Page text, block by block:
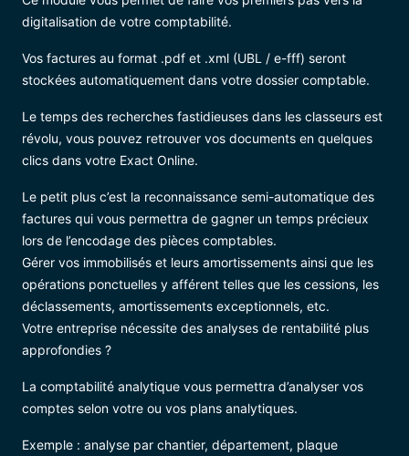
digitalisation de votre comptabilité.
Vos factures au format .pdf et .xml (UBL / e-fff) seront
stockées automatiquement dans votre dossier comptable.
Le temps des recherches fastidieuses dans les classeurs est
révolu, vous pouvez retrouver vos documents en quelques
clics dans votre Exact Online.
Le petit plus c’est la reconnaissance semi-automatique des
factures qui vous permettra de gagner un temps précieux
lors de l’encodage des pièces comptables.
Gérer vos immobilisés et leurs amortissements ainsi que les
opérations ponctuelles y afférent telles que les cessions, les
déclassements, amortissements exceptionnels, etc.
Votre entreprise nécessite des analyses de rentabilité plus
approfondies ?
La comptabilité analytique vous permettra d’analyser vos
comptes selon votre ou vos plans analytiques.
Exemple : analyse par chantier, département, plaque